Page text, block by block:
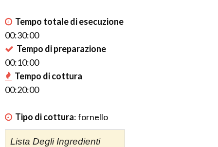
Tempo totale di esecuzione
00:30:00
Tempo di preparazione
00:10:00
Tempo di cottura
00:20:00
Tipo di cottura:fornello
Lista Degli Ingredienti